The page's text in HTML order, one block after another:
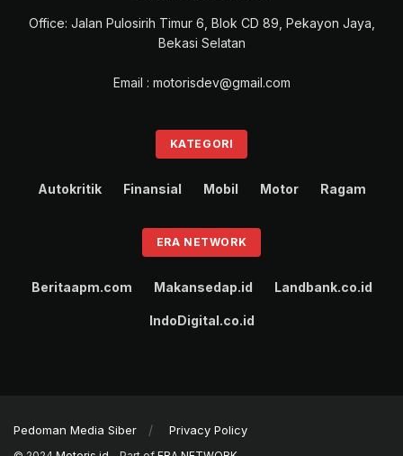
Office: Jalan Pulosirih Timur 6, Blok CD 89, Pekayon Jaya,
Bekasi Selatan
Email : motorisdev@gmail.com
KATEGORI
Autokritik Finansial Mobil Motor Ragam
ERA NETWORK
Beritaapm.com Makansedap.id Landbank.co.id
IndoDigital.co.id
Pedoman Media Siber Privacy Policy